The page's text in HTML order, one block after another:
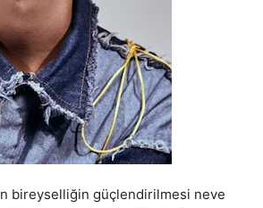
bireyselliğin güçlendirilmesi neve